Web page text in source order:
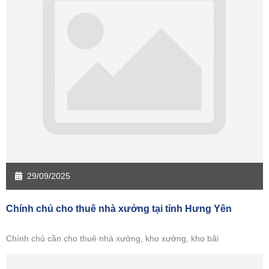
29/09/2025
Chính chủ cho thuê nhà xưởng tại tỉnh Hưng Yên
Chính chủ cần cho thuê nhà xưởng, kho xưởng, kho bãi